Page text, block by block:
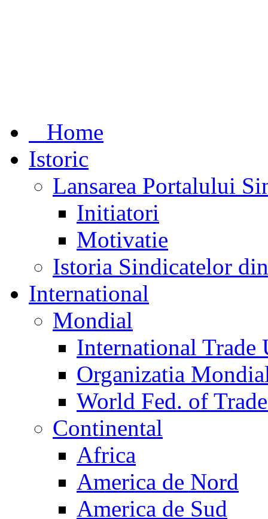
Home
Istoric
Lansarea Portalului
Initiatori
Motivatie
Istoria Sindicatelor
International
Mondial
International Trade
Organizatia
World Fed. of
Continental
Africa
America de Nord
America de Sud